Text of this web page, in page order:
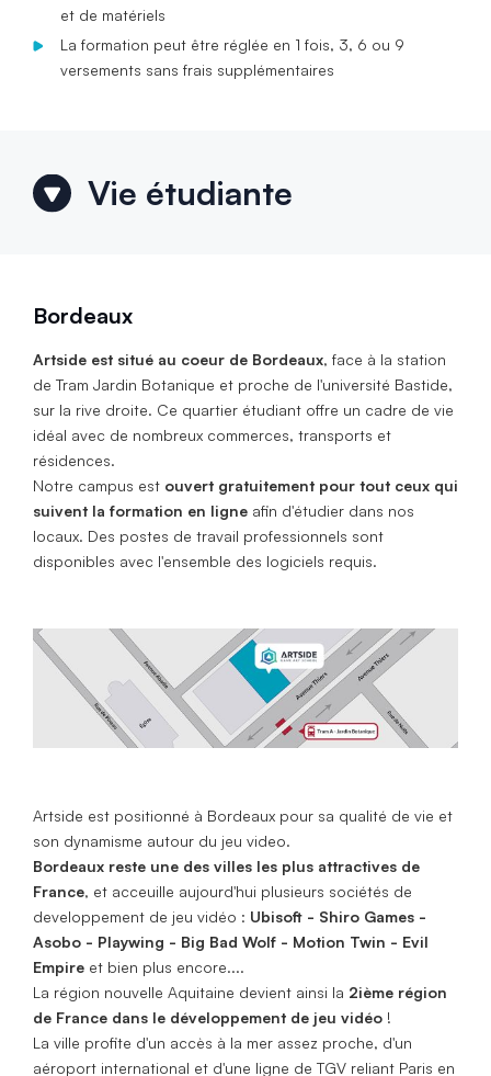
et de matériels
La formation peut être réglée en 1 fois, 3, 6 ou 9
versements sans frais supplémentaires
Vie étudiante
Bordeaux
Artside est situé au coeur de Bordeaux, face à la station
de Tram Jardin Botanique et proche de l'université Bastide,
sur la rive droite. Ce quartier étudiant offre un cadre de vie
idéal avec de nombreux commerces, transports et
résidences.
Notre campus est ouvert gratuitement pour tout ceux qui
suivent la formation en ligne afin d'étudier dans nos
locaux. Des postes de travail professionnels sont
disponibles avec l'ensemble des logiciels requis.
Artside est positionné à Bordeaux pour sa qualité de vie et
son dynamisme autour du jeu video.
Bordeaux reste une des villes les plus attractives de
France, et acceuille aujourd'hui plusieurs sociétés de
developpement de jeu vidéo : Ubisoft - Shiro Games -
Asobo - Playwing - Big Bad Wolf - Motion Twin - Evil
Empire et bien plus encore....
La région nouvelle Aquitaine devient ainsi la 2ième région
de France dans le développement de jeu vidéo !
La ville profite d'un accès à la mer assez proche, d'un
aéroport international et d'une ligne de TGV reliant Paris en